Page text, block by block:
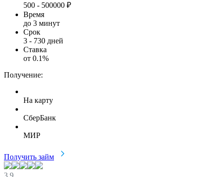
500 - 500000 ₽
Время
до 3 минут
Срок
3 - 730 дней
Ставка
от 0.1%
Получение:
На карту
СберБанк
МИР
Получить займ
3.9